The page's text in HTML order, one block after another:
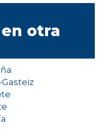
otra